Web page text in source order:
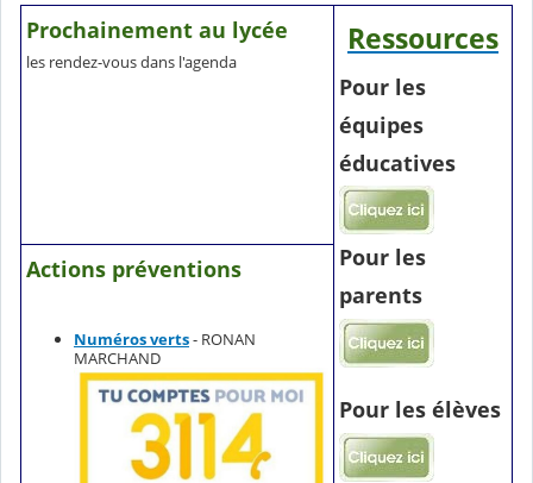
Prochainement au lycée
les rendez-vous dans l'agenda
Ressources
Pour les
équipes
éducatives
Pour les
parents
Pour les élèves
Actions préventions
Numéros verts- RONAN
MARCHAND